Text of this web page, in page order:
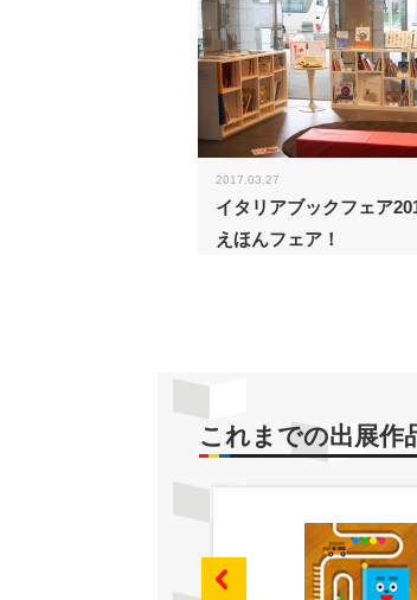
2017.03.27
イタリアブックフェア
えほんフェア！
これまでの出展作